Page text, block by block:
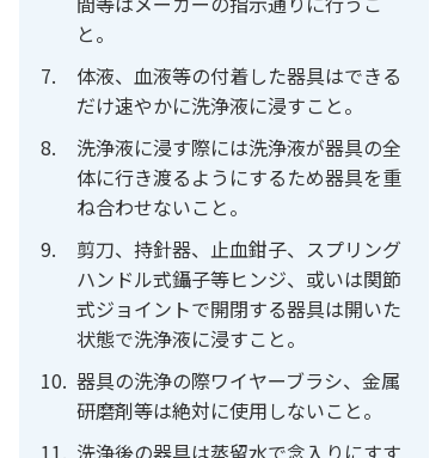
と。
体液、血液等の付着した器具はできる
だけ速やかに洗浄液に浸すこと。
洗浄液に浸す際には洗浄液が器具の全
体に行き渡るようにするため器具を重
ね合わせないこと。
剪刀、持針器、止血鉗子、スプリング
ハンドル式鑷子等ヒンジ、或いは関節
式ジョイントで開閉する器具は開いた
状態で洗浄液に浸すこと。
器具の洗浄の際ワイヤーブラシ、金属
研磨剤等は絶対に使用しないこと。
洗浄後の器具は蒸留水で念入りにすす